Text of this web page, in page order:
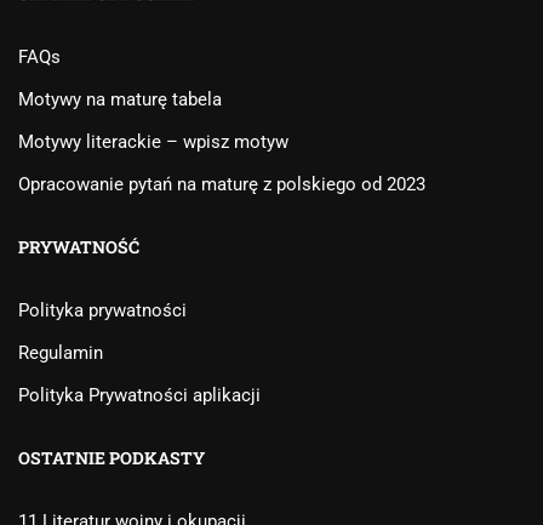
FAQs
Motywy na maturę tabela
Motywy literackie – wpisz motyw
Opracowanie pytań na maturę z polskiego od 2023
PRYWATNOŚĆ
Polityka prywatności
Regulamin
Polityka Prywatności aplikacji
OSTATNIE PODKASTY